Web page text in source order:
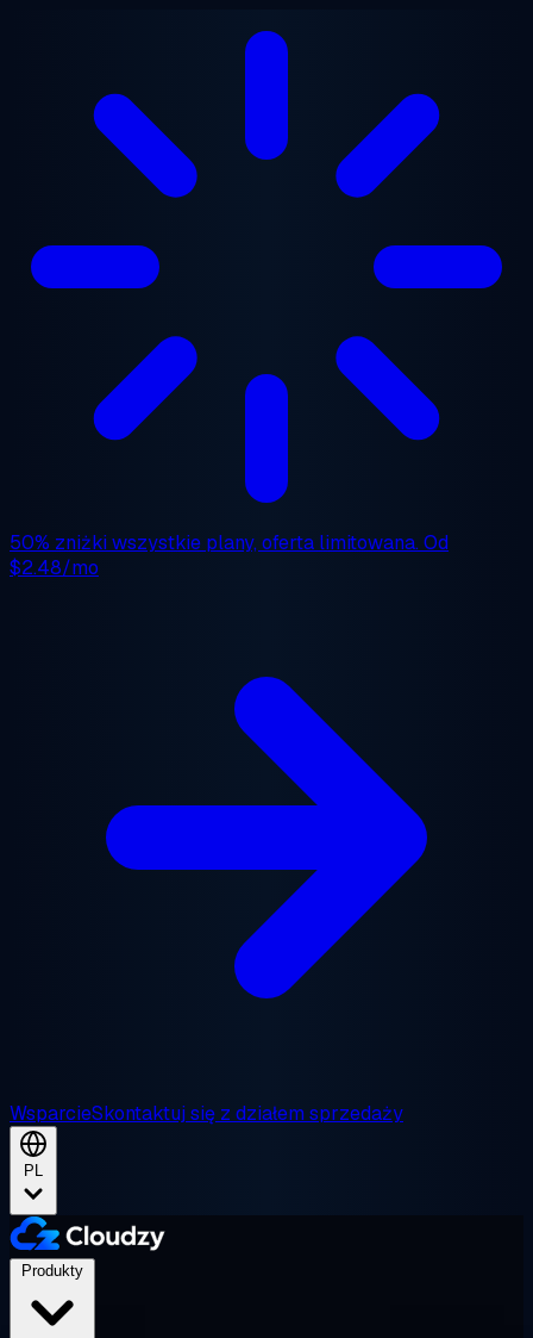
50% zniżki wszystkie plany, oferta limitowana. Od
$2.48/mo
WsparcieSkontaktuj się z działem sprzedaży
PL